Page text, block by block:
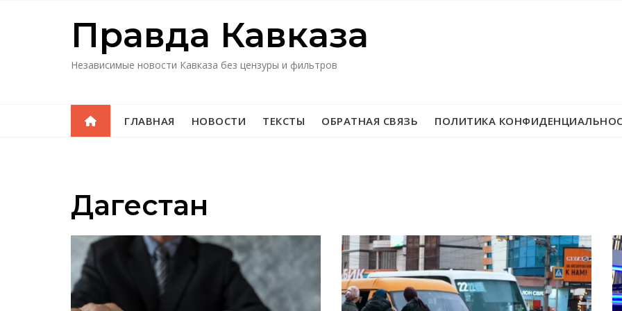
Правда Кавказa
Независимые новости Кавказа без цензуры и фильтров
ГЛАВНАЯ НОВОСТИ ТЕКСТЫ ОБРАТНАЯ СВЯЗЬ ПОЛИТИКА
Дагестан